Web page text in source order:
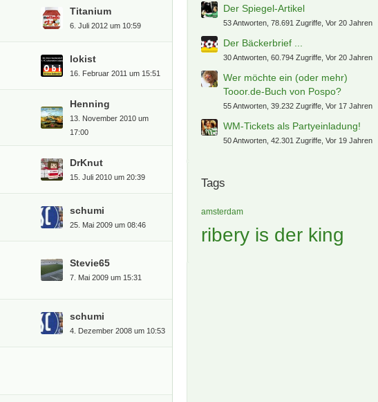
Titanium
6. Juli 2012 um 10:59
lokist
16. Februar 2011 um 15:51
Henning
13. November 2010 um
17:00
DrKnut
15. Juli 2010 um 20:39
schumi
25. Mai 2009 um 08:46
Stevie65
7. Mai 2009 um 15:31
schumi
4. Dezember 2008 um 10:53
heute vor xx Jahren...
Jahren
2.564 Antworten, 376.695 Zugriffe, Vor 19
Jahren
1.282 Antworten, 295.642 Zugriffe, Vor 17
Jahren
789 Antworten, 140.538 Zugriffe, Vor 19 Jahren
Kind (Herzenswunsch) + Familie
(gesamt 3)
428 Antworten, 117.240 Zugriffe, Vor 20 Jahren